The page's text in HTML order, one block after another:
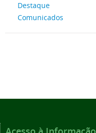
Destaque
Comunicados